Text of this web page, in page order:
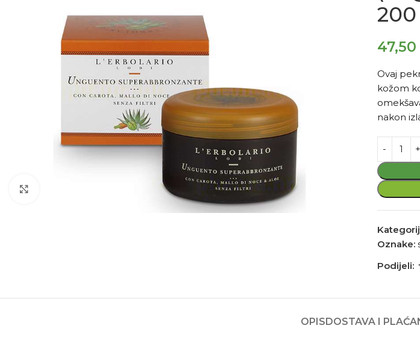
47,50
Ovaj
kožom
nakon
Oznake:
Podijeli:
OPISDOSTAVA I